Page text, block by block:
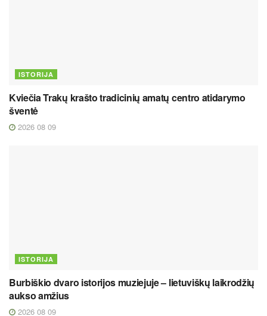
ISTORIJA
Kviečia Trakų krašto tradicinių amatų centro atidarymo
šventė
2026 08 09
ISTORIJA
Burbiškio dvaro istorijos muziejuje – lietuviškų laikrodžių
aukso amžius
2026 08 09